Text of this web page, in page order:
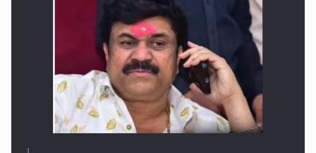
सुळेंची मुख्यमंत्र्यांकडे मागणी